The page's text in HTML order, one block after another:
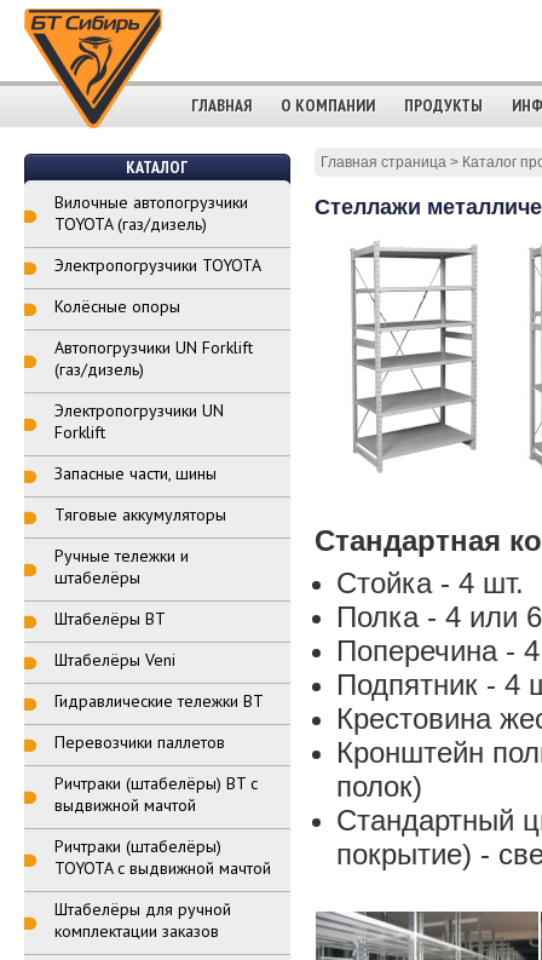
ГЛАВНАЯ О КОМПАНИИ ПРОДУКТЫ
КАТАЛОГ
Вилочные автопогрузчики
TOYOTA (газ/дизель)
Электропогрузчики TOYOTA
Колёсные опоры
Автопогрузчики UN Forklift
(газ/дизель)
Электропогрузчики UN
Forklift
Запасные части, шины
Тяговые аккумуляторы
Ручные тележки и
штабелёры
Штабелёры BT
Штабелёры Veni
Гидравлические тележки BT
Перевозчики паллетов
Ричтраки (штабелёры) BT с
выдвижной мачтой
Ричтраки (штабелёры)
TOYOTA с выдвижной мачтой
Штабелёры для ручной
комплектации заказов
Главная страница> Каталог
Стеллажи
Стандартная
Стойка - 4 шт.
Полка - 4 или
Поперечина -
Подпятник - 4
Крестовина
Кронштейн
полок)
Стандартный
покрытие) -